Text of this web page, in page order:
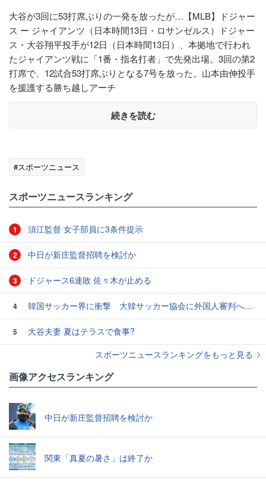
大谷が3回に53打席ぶりの一発を放ったが…【MLB】ドジャー
ス ー ジャイアンツ（日本時間13日・ロサンゼルス）ドジャー
ス・大谷翔平投手が12日（日本時間13日）、本拠地で行われ
たジャイアンツ戦に「1番・指名打者」で先発出場。3回の第2
打席で、12試合53打席ぶりとなる7号を放った。山本由伸投手
を援護する勝ち越しアーチ
続きを読む
#スポーツニュース
スポーツニュースランキング
1 須江監督 女子部員に3条件提示
2 中日が新庄監督招聘を検討か
3 ドジャース6連敗 佐々木が止める
4 韓国サッカー界に衝撃 大韓サッカー協会に外国人審判への“性的接待”疑惑 韓国メディアが報道
5
大谷夫妻 夏はテラスで食事?
スポーツニュースランキングをもっと見る
画像アクセスランキング
中日が新庄監督招聘を検討か
関東「真夏の暑さ」は終了か